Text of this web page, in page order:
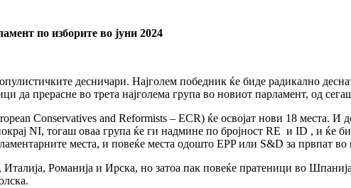
по изборите во јуни 2024
десничари. Најголем победник ќе биде радикално
да прерасне во трета најголема група во новиот парламент, од
Conservatives and Reformists – ECR) ќе освојат нови 18 места.
NI, тогаш оваа група ќе ги надмине по бројност RE и ID , и ќе
места, и повеќе места одошто EPP или S&D за првпат во
Романија и Ирска, но затоа пак повеќе пратеници во